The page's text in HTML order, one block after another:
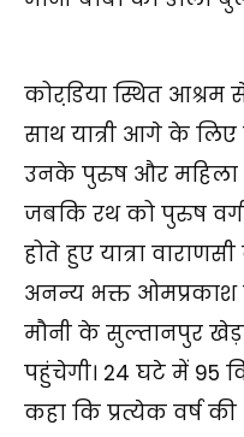
कोरडि़या स्थित
साथ यात्री आगे के लिए
उनके पुरुष और
जबकि रथ को पुरुष वर्ग
होते हुए यात्रा
अनन्य भक्त ओमप्रकाश
मौनी के सुल्तानपुर
पहुंचेगी। 24 घटे में 95
कहा कि प्रत्येक वर्ष